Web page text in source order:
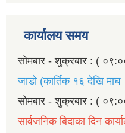
कार्यालय समय
सोमबार - शुक्रबार : (
जाडो (कार्तिक १६ देखि
सोमबार - शुक्रबार : (
सार्वजनिक बिदाका दिन